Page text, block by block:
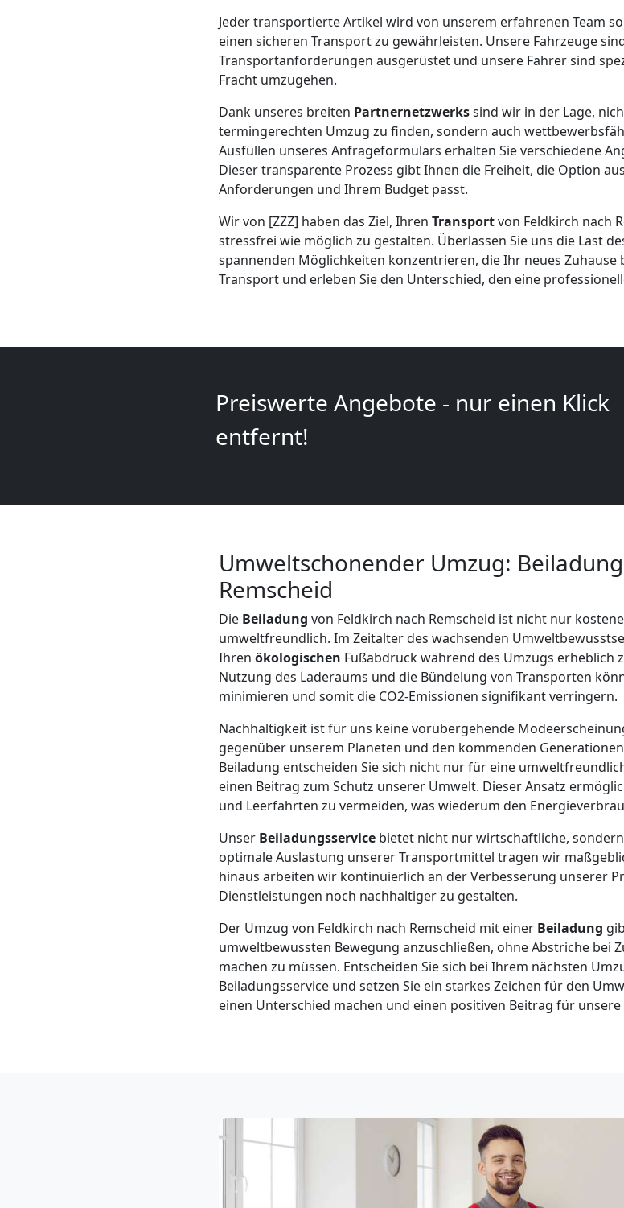
Jeder transportierte Artikel wird von unserem erfahrenen Team
einen sicheren Transport zu gewährleisten. Unsere Fahrzeuge
Transportanforderungen ausgerüstet und unsere Fahrer sind
Fracht umzugehen.
Dank unseres breiten Partnernetzwerkssind wir in der Lage,
termingerechten Umzug zu finden, sondern auch
Ausfüllen unseres Anfrageformulars erhalten Sie verschiedene
Dieser transparente Prozess gibt Ihnen die Freiheit, die Option
Anforderungen und Ihrem Budget passt.
Wir von [ZZZ] haben das Ziel, Ihren Transportvon Feldkirch nach
stressfrei wie möglich zu gestalten. Überlassen Sie uns die Last
spannenden Möglichkeiten konzentrieren, die Ihr neues Zuhause
Transport und erleben Sie den Unterschied, den eine
Preiswerte Angebote - nur einen Klick
entfernt!
Umweltschonender Umzug:
Remscheid
Die Beiladung von Feldkirch nach Remscheid ist nicht nur
umweltfreundlich. Im Zeitalter des wachsenden
Ihren ökologischen Fußabdruck während des Umzugs erheblich
Nutzung des Laderaums und die Bündelung von Transporten
minimieren und somit die CO2-Emissionen signifikant verringern.
Nachhaltigkeit ist für uns keine vorübergehende
gegenüber unserem Planeten und den kommenden
Beiladung entscheiden Sie sich nicht nur für eine
einen Beitrag zum Schutz unserer Umwelt. Dieser Ansatz
und Leerfahrten zu vermeiden, was wiederum den
Unser Beiladungsservice bietet nicht nur wirtschaftliche,
optimale Auslastung unserer Transportmittel tragen wir
hinaus arbeiten wir kontinuierlich an der Verbesserung unserer
Dienstleistungen noch nachhaltiger zu gestalten.
Der Umzug von Feldkirch nach Remscheid mit einer Beiladung
umweltbewussten Bewegung anzuschließen, ohne Abstriche bei
machen zu müssen. Entscheiden Sie sich bei Ihrem nächsten
Beiladungsservice und setzen Sie ein starkes Zeichen für den
einen Unterschied machen und einen positiven Beitrag für unsere
Feldkirch
Klaviertransport